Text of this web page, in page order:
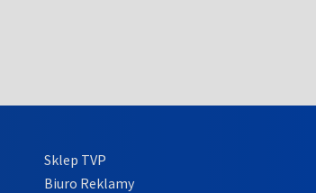
Sklep TVP
Biuro Reklamy